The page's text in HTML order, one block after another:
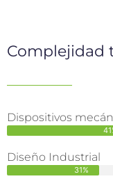
Complejidad
Dispositivos
Diseño Industrial
31%